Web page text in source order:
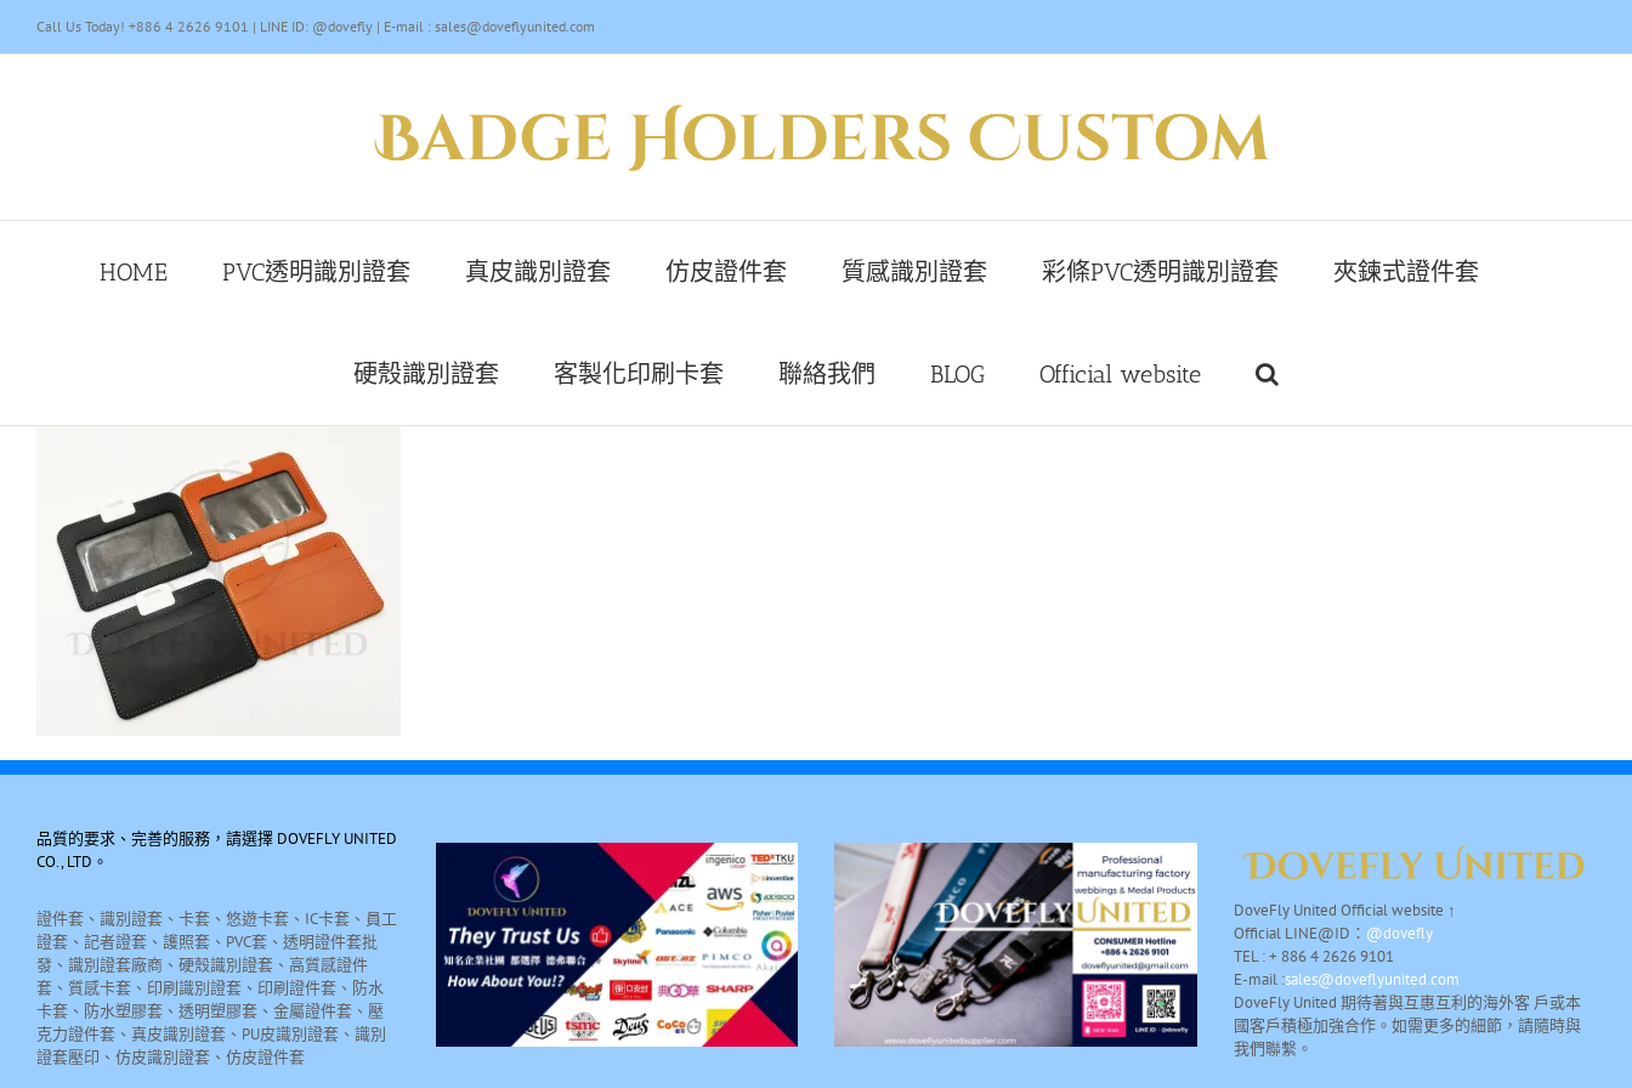
content
Call Us Today! +886 4 2626 9101 | LINE ID: @dovefly | E-mail : sales@doveflyunited.com
HOME PVC透明識別證套 真皮識別證套 仿皮證件套 質感識別證套 彩條PVC透明識別證套 夾鍊式證件套
硬殼識別證套 客製化印刷卡套 聯絡我們 BLOG Official website
品質的要求、完善的服務，請選擇 DOVEFLY UNITED
CO., LTD。
證件套、識別證套、卡套、悠遊卡套、IC卡套、員工
證套、記者證套、護照套、PVC套、透明證件套批
發、識別證套廠商、硬殼識別證套、高質感證件
套、質感卡套、印刷識別證套、印刷證件套、防水
卡套、防水塑膠套、透明塑膠套、金屬證件套、壓
克力證件套、真皮識別證套、PU皮識別證套、識別
證套壓印、仿皮識別證套、仿皮證件套
DoveFly United Official website ↑
Official LINE@ID： @dovefly
TEL : + 886 4 2626 9101
E-mail :sales@doveflyunited.com
DoveFly United 期待著與互惠互利的海外客 戶或本
國客戶積極加強合作。如需更多的細節，請隨時與
我們聯繫。